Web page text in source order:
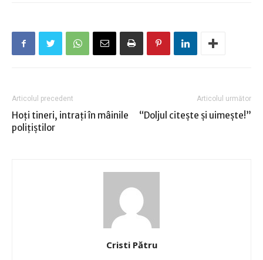
Articolul precedent
Hoţi tineri, intraţi în mâinile
poliţiştilor
Articolul următor
“Doljul citeşte şi uimeşte!”
Cristi Pătru